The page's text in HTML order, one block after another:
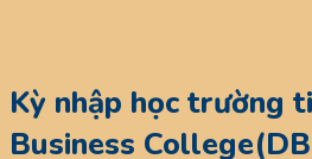
Kỳ nhập học trường
Business